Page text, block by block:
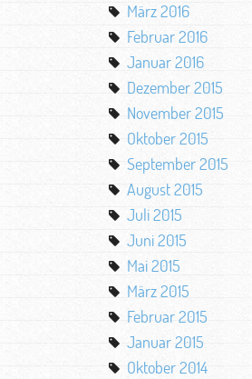
März 2016
Februar 2016
Januar 2016
Dezember 2015
November 2015
Oktober 2015
September 2015
August 2015
Juli 2015
Juni 2015
Mai 2015
März 2015
Februar 2015
Januar 2015
Oktober 2014